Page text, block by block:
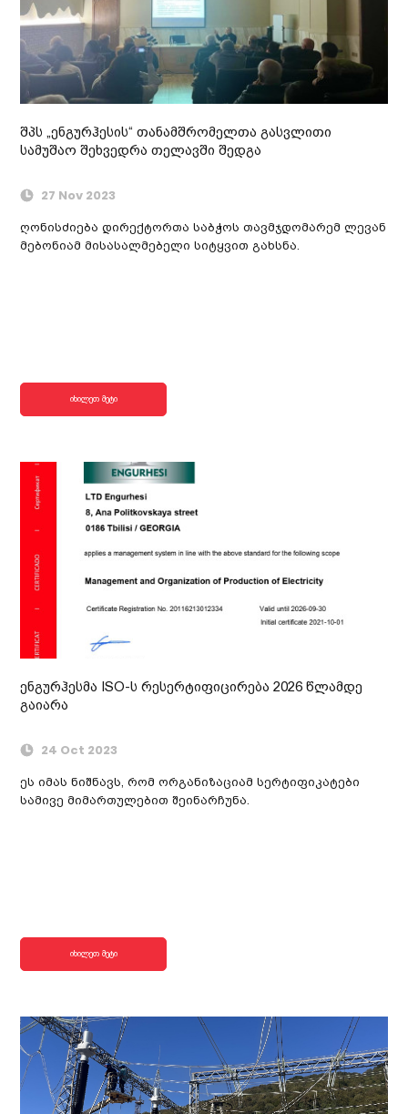
შპს „ენგურჰესის“ თანამშრომელთა გასვლითი
სამუშაო შეხვედრა თელავში შედგა
27 Nov 2023
ღონისძიება დირექტორთა საბჭოს თავმჯდომარემ ლევან
მებონიამ მისასალმებელი სიტყვით გახსნა.
იხილეთ მეტი
ენგურჰესმა ISO-ს რესერტიფიცირება 2026 წლამდე
გაიარა
24 Oct 2023
ეს იმას ნიშნავს, რომ ორგანიზაციამ სერტიფიკატები
სამივე მიმართულებით შეინარჩუნა.
იხილეთ მეტი